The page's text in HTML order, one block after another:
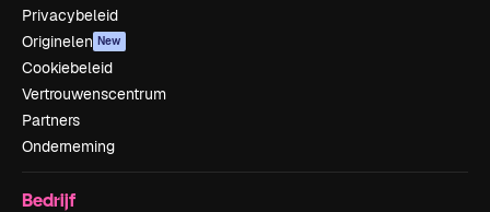
Privacybeleid
Originelen New
Cookiebeleid
Vertrouwenscentrum
Partners
Onderneming
Bedrijf